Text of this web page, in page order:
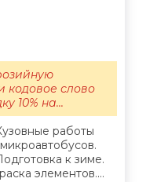
работы
к зиме.
элементов....
кодовое слово
10% на...